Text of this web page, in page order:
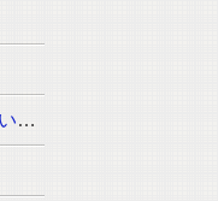
スキルが芽生えたので復讐したいと思います